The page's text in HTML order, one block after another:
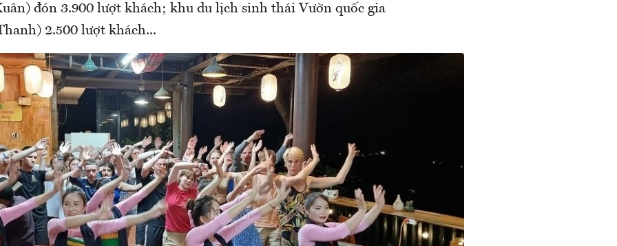
đón 3.900 lượt khách; khu du lịch sinh thái Vườn quốc gia
2.500 lượt khách...